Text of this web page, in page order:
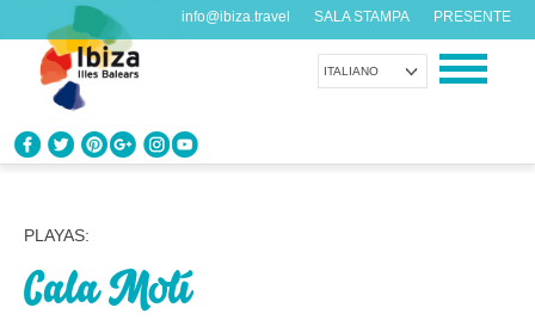
ITALIANO
info@ibiza.travel SALA STAMPA PRESENTE
GODITI IBIZA
Proposte per tutti i gusti
PLAYAS:
Cala Molí